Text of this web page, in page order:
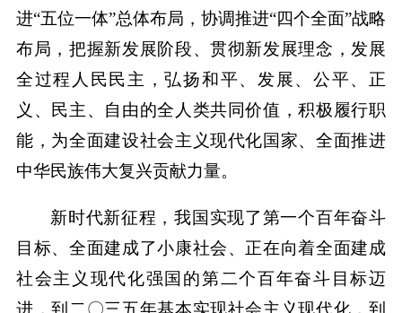
进“五位一体”总体布局，协调推进“四个全面”战略
布局，把握新发展阶段、贯彻新发展理念，发展
全过程人民民主，弘扬和平、发展、公平、正
义、民主、自由的全人类共同价值，积极履行职
能，为全面建设社会主义现代化国家、全面推进
中华民族伟大复兴贡献力量。
新时代新征程，我国实现了第一个百年奋斗
目标、全面建成了小康社会、正在向着全面建成
社会主义现代化强国的第二个百年奋斗目标迈
进，到二〇三五年基本实现社会主义现代化，到